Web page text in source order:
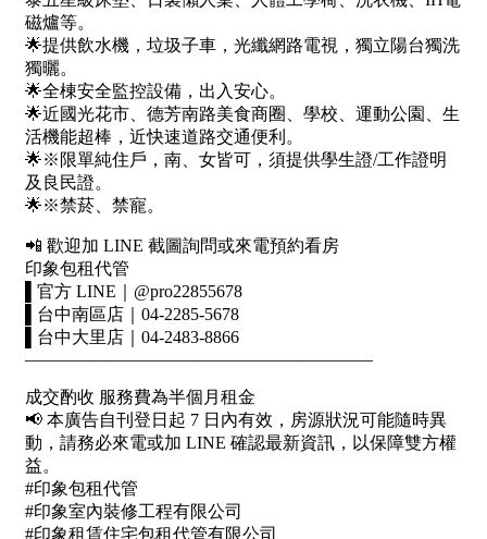
~
格局
不拘
1房
2房
4房 5房以上
屋齡
不拘
5-10 年 10-20 年
20-30 年